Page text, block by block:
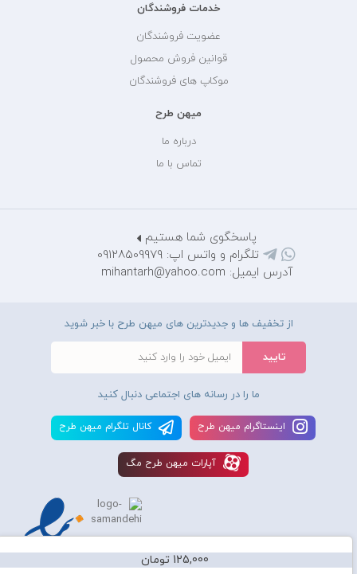
125,000 تومان
خدمات فروشندگان
عضویت فروشندگان
قوانین فروش محصول
موکاپ های فروشندگان
میهن طرح
درباره ما
تماس با ما
پاسخگوی شما هستیم
تلگرام و واتس اپ: 09128509979
آدرس ایمیل: mihantarh@yahoo.com
از تخفیف ها و جدیدترین های میهن طرح با خبر شوید
ما را در رسانه های اجتماعی دنبال کنید
اينستاگرام ميهن طرح کانال تلگرام ميهن طرح
آپارات ميهن طرح مگ